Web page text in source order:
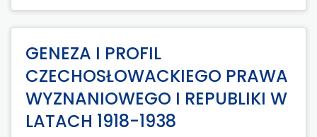
GENEZA I PROFIL
CZECHOSŁOWACKIEGO PRAWA
WYZNANIOWEGO I REPUBLIKI W
LATACH 1918-1938